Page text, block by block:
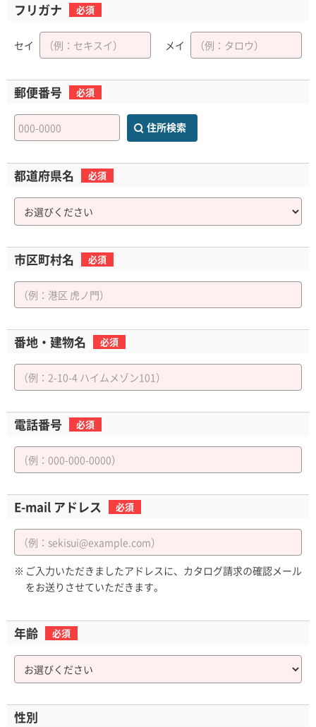
フリガナ 必須
セイ メイ
郵便番号 必須
住所検索
都道府県名 必須
市区町村名 必須
番地・建物名 必須
電話番号 必須
E-mail アドレス 必須
※ ご入力いただきましたアドレスに、カタログ請求の確認メール
をお送りさせていただきます。
年齢 必須
性別